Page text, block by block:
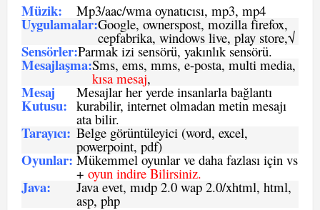
Müzik: Mp3/aac/wma oynatıcısı, mp3, mp4
Uygulamalar:Google, ownerspost, mozilla firefox,
cepfabrika, windows live, play store,√
Sensörler:Parmak izi sensörü, yakınlık sensörü.
Mesajlaşma:Sms, ems, mms, e-posta, multi media,
kısa mesaj,
Mesaj
Kutusu:
Mesajlar her yerde insanlarla bağlantı
kurabilir, internet olmadan metin mesajı
ata bilir.
Tarayıcı: Belge görüntüleyici (word, excel,
powerpoint, pdf)
Oyunlar: Mükemmel oyunlar ve daha fazlası için vs
+ oyun indire Bilirsiniz.
Java: Java evet, mıdp 2.0 wap 2.0/xhtml, html,
asp, php